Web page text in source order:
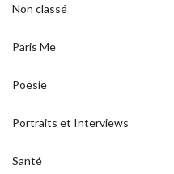
Non classé
Paris Me
Poesie
Portraits et Interviews
Santé